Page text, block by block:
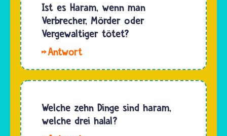
Ist es Haram, wenn man
Verbrecher, Mörder oder
Vergewaltiger tötet?
ist
Haram,
also
Welche zehn Dinge sind haram,
welche drei halal?